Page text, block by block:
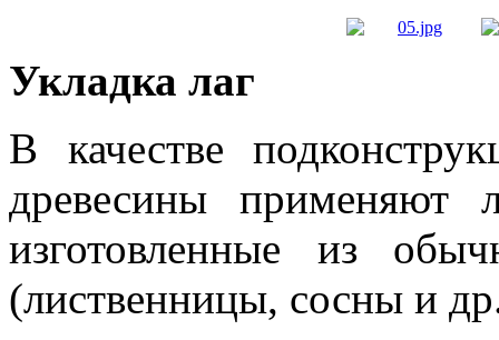
Укладка лаг
В качестве
древесины применяют
изготовленные из
(лиственницы, сосны и